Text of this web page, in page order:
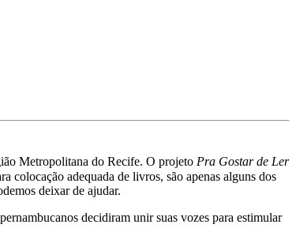
Metropolitana do Recife. O projeto Pra Gostar de Ler
colocação adequada de livros, são apenas alguns dos
deixar de ajudar.
decidiram unir suas vozes para estimular